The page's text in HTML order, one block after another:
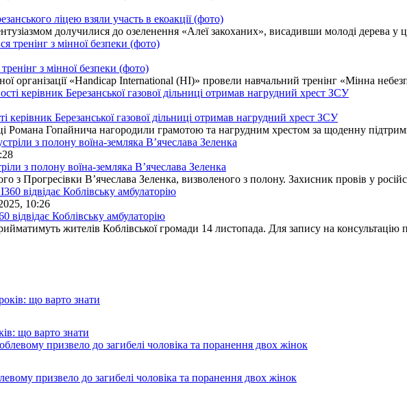
ліцею взяли участь в екоакції (фото)
долучилися до озеленення «Алеї закоханих», висадивши молоді дерева у
з мінної безпеки (фото)
організації «Handicap International (HI)» провели навчальний тренінг «Мінна
керівник Березанської газової дільниці отримав нагрудний хрест ЗСУ
Романа Гопайнича нагородили грамотою та нагрудним хрестом за щоденну
з полону воїна-земляка В’ячеслава Зеленка
з Прогресівки В’ячеслава Зеленка, визволеного з полону. Захисник провів у
10:26
відвідає Коблівську амбулаторію
жителів Коблівської громади 14 листопада. Для запису на консультацію
що варто знати
призвело до загибелі чоловіка та поранення двох жінок